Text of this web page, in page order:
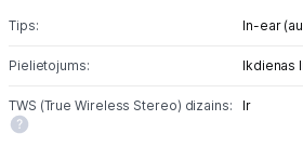
Tips: In-ear
Pielietojums: Ikdienas
TWS (True Wireless Stereo) dizains: Ir